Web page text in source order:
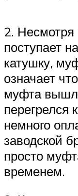
2. Несмотря
поступает
катушку,
означает
муфта
перегрелся
немного
заводской
просто
временем.